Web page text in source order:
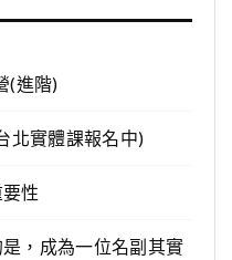
(進階)
北實體課報名中)
性
，成為一位名副其實